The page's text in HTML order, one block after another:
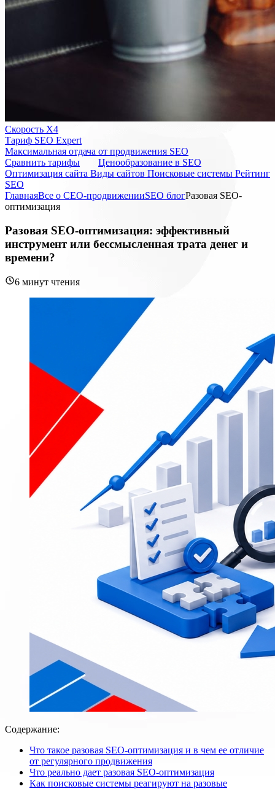
Скорость Х4
Тариф SEO Expert
Максимальная отдача от продвижения SEO
Cравнить тарифы
Ценообразование в SEO
Оптимизация сайта Виды сайтов Поисковые системы Рейтинг
SEO
ГлавнаяВсе о СЕО-продвиженииSEO блогРазовая SEO-
оптимизация
Разовая SEO-оптимизация: эффективный
инструмент или бессмысленная трата денег и
времени?
6 минут чтения
Содержание:
Что такое разовая SEO-оптимизация и в чем ее отличие
от регулярного продвижения
Что реально дает разовая SEO-оптимизация
Как поисковые системы реагируют на разовые